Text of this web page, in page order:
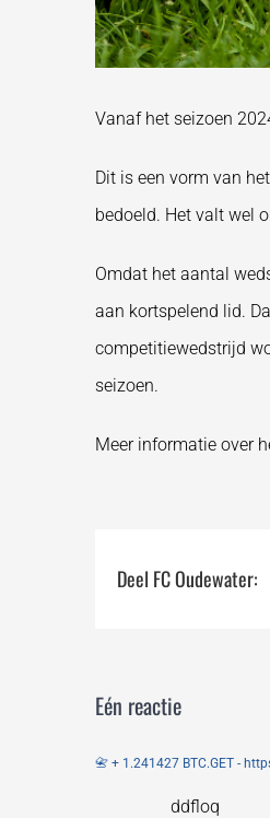
Vanaf het seizoen
Dit is een vorm van
bedoeld. Het valt wel
Omdat het aantal
aan kortspelend lid.
competitiewedstrijd
seizoen.
Meer informatie over
Deel FC Oudewater:
Eén reactie
📇 + 1.241427 BTC.GET -
ddfloq